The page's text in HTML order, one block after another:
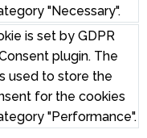
"Necessary".
is set by GDPR
plugin. The
used to store the
for the cookies
"Performance".